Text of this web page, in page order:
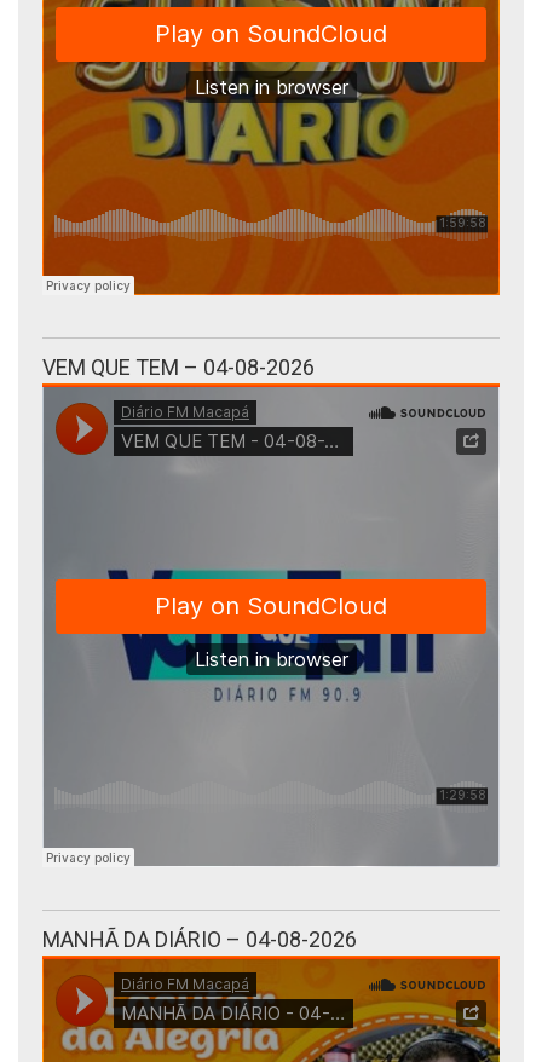
VEM QUE TEM – 04-08-2026
MANHÃ DA DIÁRIO – 04-08-2026